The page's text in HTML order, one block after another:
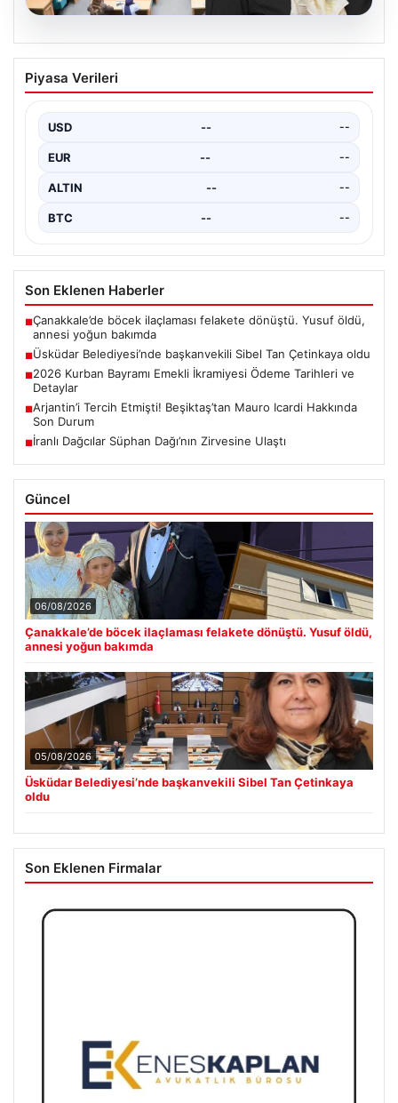
Üsküdar Belediyesi’nde başkanvekili
Sibel Tan Çetinkaya oldu
Piyasa Verileri
USD -- --
EUR -- --
ALTIN -- --
BTC -- --
Son Eklenen Haberler
■Çanakkale’de böcek ilaçlaması felakete dönüştü. Yusuf öldü,
annesi yoğun bakımda
■Üsküdar Belediyesi’nde başkanvekili Sibel Tan Çetinkaya oldu
■2026 Kurban Bayramı Emekli İkramiyesi Ödeme Tarihleri ve
Detaylar
■Arjantin’i Tercih Etmişti! Beşiktaş’tan Mauro Icardi Hakkında
Son Durum
■İranlı Dağcılar Süphan Dağı’nın Zirvesine Ulaştı
Güncel
06/08/2026
Çanakkale’de böcek ilaçlaması felakete dönüştü. Yusuf öldü,
annesi yoğun bakımda
05/08/2026
Üsküdar Belediyesi’nde başkanvekili Sibel Tan Çetinkaya
oldu
Son Eklenen Firmalar